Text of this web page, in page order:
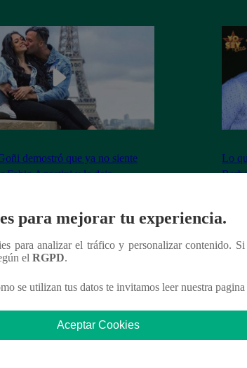
demostró que ya no siente
Fabio Agostini y le deja
Lo
para mejorar tu experiencia.
para analizar el tráfico y personalizar contenido.
el RGPD.
se utilizan tus datos te invitamos leer nuestra pagina
Aceptar Cookies